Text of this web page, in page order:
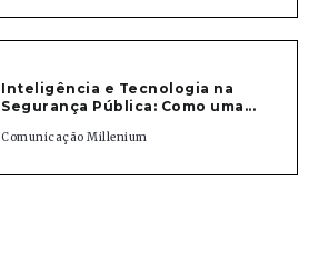
Inteligência e Tecnologia na
Segurança Pública: Como uma...
Comunicação Millenium